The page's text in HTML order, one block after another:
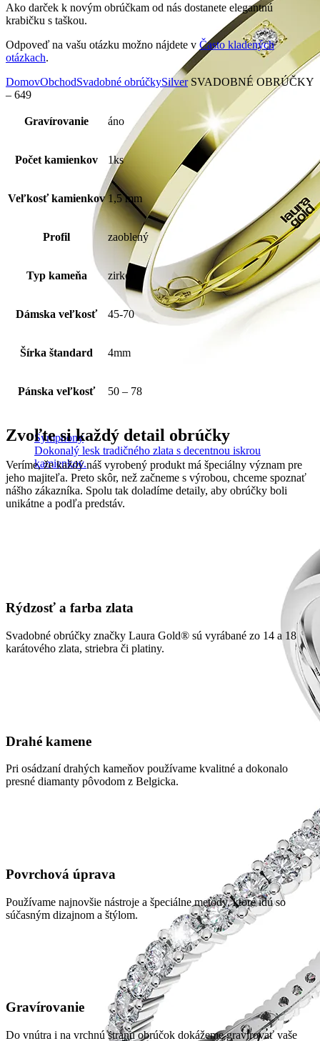
Symphony
Dokonalý lesk tradičného zlata s decentnou iskrou
kamienkov.
Ako darček k novým obrúčkam od nás dostanete elegantnú
krabičku s taškou.
Odpoveď na vašu otázku možno nájdete v Často kladených
otázkach.
DomovObchodSvadobné obrúčkySilverSVADOBNÉ OBRÚČKY
– 649
Gravírovanie áno
Počet kamienkov 1ks
Veľkosť kamienkov 1,5 mm
Profil zaoblený
Typ kameňa zirkón
Dámska veľkosť 45-70
Šírka štandard 4mm
Pánska veľkosť 50 – 78
Zvoľte si každý detail obrúčky
Veríme, že každý náš vyrobený produkt má špeciálny význam pre
jeho majiteľa. Preto skôr, než začneme s výrobou, chceme spoznať
nášho zákazníka. Spolu tak doladíme detaily, aby obrúčky boli
unikátne a podľa predstáv.
Rýdzosť a farba zlata
Svadobné obrúčky značky Laura Gold® sú vyrábané zo 14 a 18
karátového zlata, striebra či platiny.
Drahé kamene
Pri osádzaní drahých kameňov používame kvalitné a dokonalo
presné diamanty pôvodom z Belgicka.
Povrchová úprava
Používame najnovšie nástroje a špeciálne metódy, ktoré idú so
súčasným dizajnom a štýlom.
Gravírovanie
Do vnútra i na vrchnú stranu obrúčok dokážeme gravírovať vaše